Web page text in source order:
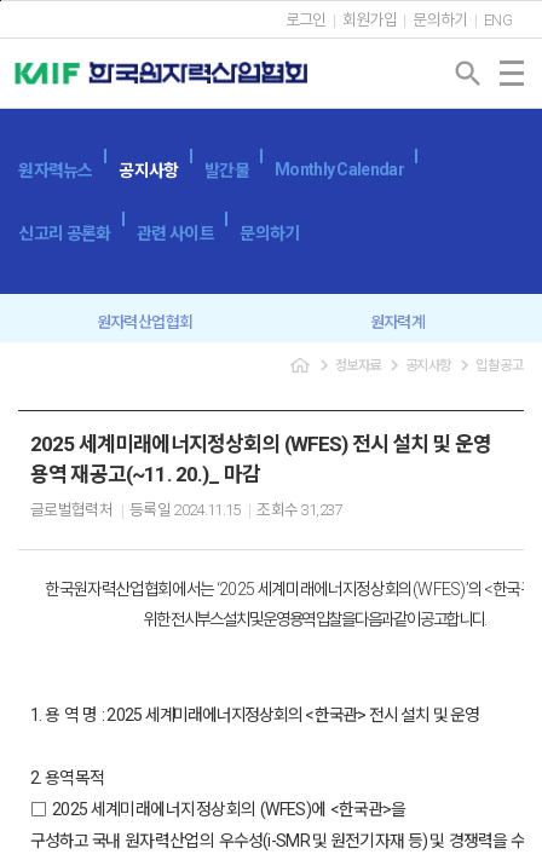
로그인 회원가입 문의하기 ENG
search
원자력뉴스 공지사항 발간물 Monthly Calendar
신고리 공론화 관련 사이트 문의하기
원자력산업협회 원자력계
navigate_next 정보자료 navigate_next 공지사항 navigate_next 입찰공고
2025 세계미래에너지정상회의 (WFES) 전시 설치 및 운영
용역 재공고(~11. 20.)_ 마감
글로벌협력처 등록일 2024.11.15 조회수 31,237
한국원자력산업협회에서는‘2025세계미래에너지정상회의(WFES)’의 <한국관
위한전시부스 설치 및 운영 용역 입찰을 다음과 같이 공고합니다
1. 용 역 명 :2025세계미래에너지정상회의 <한국관> 전시 설치 및 운영
2. 용역목적
□ 2025세계미래에너지정상회의(WFES)에 <한국관>을
구성하고국내 원자력산업의 우수성(i-SMR및 원전기자재 등)및 경쟁력을수출